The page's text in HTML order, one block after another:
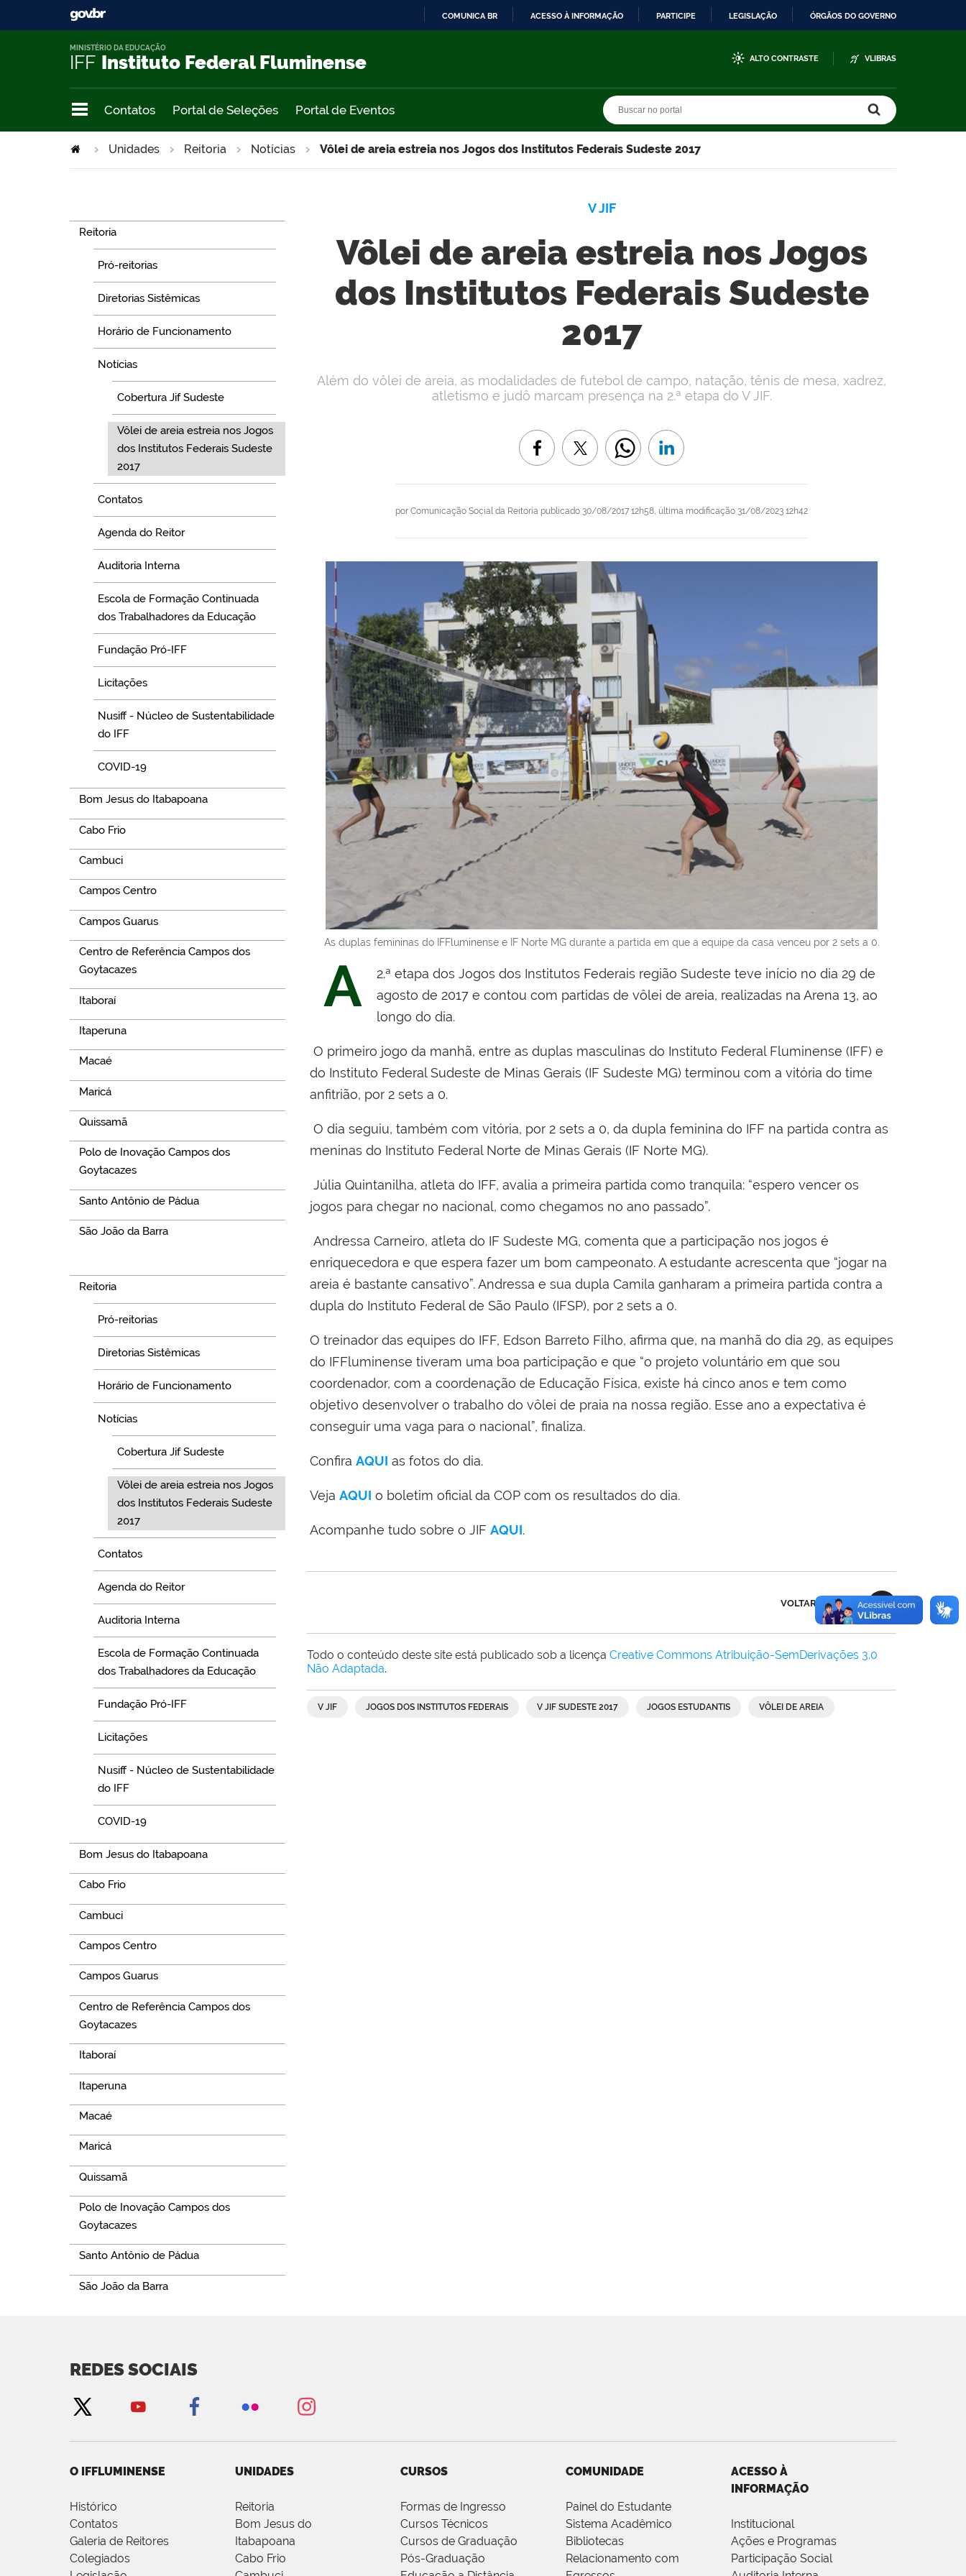
COMUNICA BR ACESSO À INFORMAÇÃO PARTICIPE LEGISLAÇÃO ÓRGÃOS DO GOVERNO
IFF Instituto Federal Fluminense
MINISTÉRIO DA EDUCAÇÃO
ALTO CONTRASTE VLIBRAS
Contatos Portal de Seleções Portal de Eventos
Unidades Reitoria Notícias Vôlei de areia estreia nos Jogos dos Institutos Federais Sudeste 2017
Reitoria
Pró-reitorias
Diretorias Sistêmicas
Horário de Funcionamento
Notícias
Cobertura Jif Sudeste
Vôlei de areia estreia nos Jogos
dos Institutos Federais Sudeste
2017
Contatos
Agenda do Reitor
Auditoria Interna
Escola de Formação Continuada
dos Trabalhadores da Educação
Fundação Pró-IFF
Licitações
Nusiff - Núcleo de Sustentabilidade
do IFF
COVID-19
Bom Jesus do Itabapoana
Cabo Frio
Cambuci
Campos Centro
Campos Guarus
Centro de Referência Campos dos
Goytacazes
Itaboraí
Itaperuna
Macaé
Maricá
Quissamã
Polo de Inovação Campos dos
Goytacazes
Santo Antônio de Pádua
São João da Barra
Reitoria
Pró-reitorias
Diretorias Sistêmicas
Horário de Funcionamento
Notícias
Cobertura Jif Sudeste
Vôlei de areia estreia nos Jogos
dos Institutos Federais Sudeste
2017
Contatos
Agenda do Reitor
Auditoria Interna
Escola de Formação Continuada
dos Trabalhadores da Educação
Fundação Pró-IFF
Licitações
Nusiff - Núcleo de Sustentabilidade
do IFF
COVID-19
Bom Jesus do Itabapoana
Cabo Frio
Cambuci
Campos Centro
Campos Guarus
Centro de Referência Campos dos
Goytacazes
Itaboraí
Itaperuna
Macaé
Maricá
Quissamã
Polo de Inovação Campos dos
Goytacazes
Santo Antônio de Pádua
São João da Barra
V JIF
Vôlei de areia estreia nos Jogos
dos Institutos Federais Sudeste
2017
por Comunicação Social da Reitoria publicado 30/08/2017 12h58, última modificação 31/08/2023 12h42
Além do vôlei de areia, as modalidades de futebol de campo, natação, tênis de mesa, xadrez,
atletismo e judô marcam presença na 2.ª etapa do V JIF.
As duplas femininas do IFFluminense e IF Norte MG durante a partida em que a equipe da casa venceu por 2 sets a 0.
A
2.ª etapa dos Jogos dos Institutos Federais região Sudeste teve início no dia 29 de
agosto de 2017 e contou com partidas de vôlei de areia, realizadas na Arena 13, ao
longo do dia.
O primeiro jogo da manhã, entre as duplas masculinas do Instituto Federal Fluminense (IFF) e
do Instituto Federal Sudeste de Minas Gerais (IF Sudeste MG) terminou com a vitória do time
anfitrião, por 2 sets a 0.
O dia seguiu, também com vitória, por 2 sets a 0, da dupla feminina do IFF na partida contra as
meninas do Instituto Federal Norte de Minas Gerais (IF Norte MG).
Júlia Quintanilha, atleta do IFF, avalia a primeira partida como tranquila: “espero vencer os
jogos para chegar no nacional, como chegamos no ano passado”.
Andressa Carneiro, atleta do IF Sudeste MG, comenta que a participação nos jogos é
enriquecedora e que espera fazer um bom campeonato. A estudante acrescenta que “jogar na
areia é bastante cansativo”. Andressa e sua dupla Camila ganharam a primeira partida contra a
dupla do Instituto Federal de São Paulo (IFSP), por 2 sets a 0.
O treinador das equipes do IFF, Edson Barreto Filho, afirma que, na manhã do dia 29, as equipes
do IFFluminense tiveram uma boa participação e que “o projeto voluntário em que sou
coordenador, com a coordenação de Educação Física, existe há cinco anos e tem como
objetivo desenvolver o trabalho do vôlei de praia na nossa região. Esse ano a expectativa é
conseguir uma vaga para o nacional”, finaliza.
Confira AQUI as fotos do dia.
Veja AQUI o boletim oficial da COP com os resultados do dia.
Acompanhe tudo sobre o JIF AQUI.
VOLTAR AO TOPO
Todo o conteúdo deste site está publicado sob a licença Creative Commons Atribuição-SemDerivações 3.0
Não Adaptada.
V JIF JOGOS DOS INSTITUTOS FEDERAIS V JIF SUDESTE 2017 JOGOS ESTUDANTIS VÔLEI DE AREIA
REDES SOCIAIS
O IFFLUMINENSE
Histórico
Contatos
Galeria de Reitores
Colegiados
UNIDADES
Reitoria
Bom Jesus do
Itabapoana
Cabo Frio
CURSOS
Formas de Ingresso
Cursos Técnicos
Cursos de Graduação
Pós-Graduação
COMUNIDADE
Painel do Estudante
Sistema Acadêmico
Bibliotecas
Relacionamento com
ACESSO À
INFORMAÇÃO
Institucional
Ações e Programas
Participação Social